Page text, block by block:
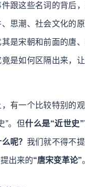
跟这些名词的背后
思潮、社会文化的
是宋朝和前面的唐
是如何区隔出来，
有一个比较特别的
”。但什么是“近世史
呢？ 我们就不得不
出来的“唐宋变革论”